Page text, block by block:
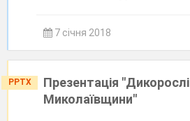
7 січня 2018
PPTX
Презентація
Миколаївщини"